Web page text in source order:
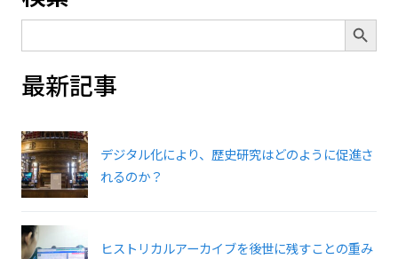
Search Search Button
最新記事
デジタル化により、歴史研究はどのように促進さ
れるのか？
ヒストリカルアーカイブを後世に残すことの重み